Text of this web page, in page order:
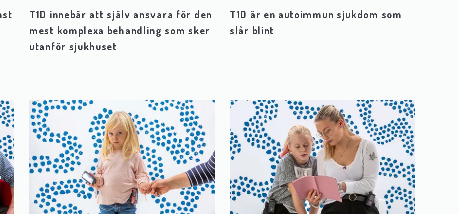
T1D innebär att själv ansvara för den
mest komplexa behandling som sker
utanför sjukhuset
T1D är en autoimmun sjukdom som
slår blint